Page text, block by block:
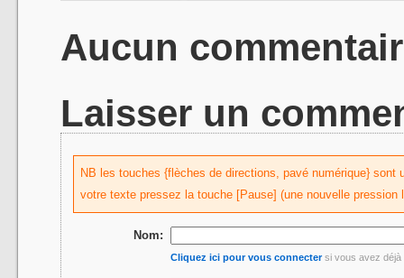
Aucun
Laisser un
NB les touches {flèches de directions, pavé numérique}
votre texte pressez la touche [Pause] (une nouvelle pression
Nom:
Cliquez ici pour vous connectersi vous avez déjà